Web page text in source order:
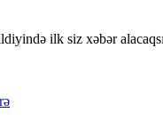
ilk siz xəbər